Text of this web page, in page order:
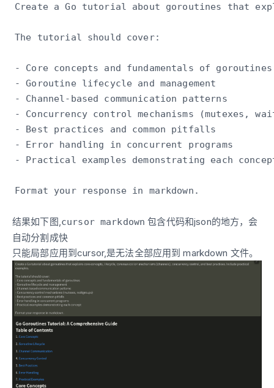
结果如下图,cursor markdown 包含代码和json的地方，会
自动分割成快
只能局部应用到cursor,是无法全部应用到 markdown 文件。